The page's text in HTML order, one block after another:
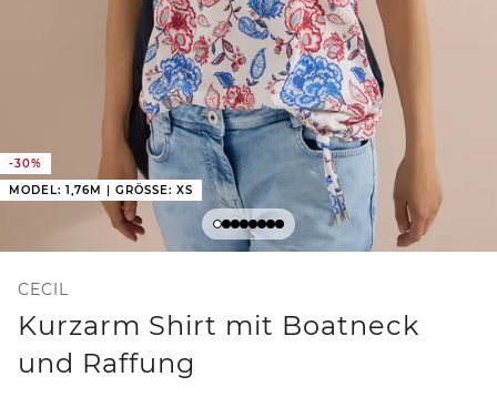
-30%
MODEL: 1,76M | GRÖSSE: XS
CECIL
Kurzarm Shirt mit Boatneck
und Raffung